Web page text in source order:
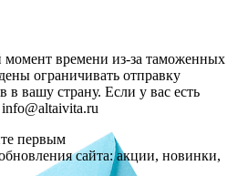
времени из-за таможенных
ограничивать отправку
в вашу страну. Если у вас есть
первым
сайта: акции, новинки,